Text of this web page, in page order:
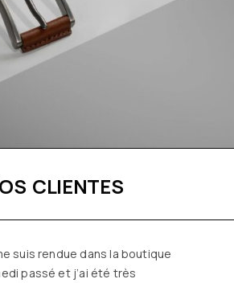
CLIENTES
suis rendue dans la boutique
passé et j’ai été très